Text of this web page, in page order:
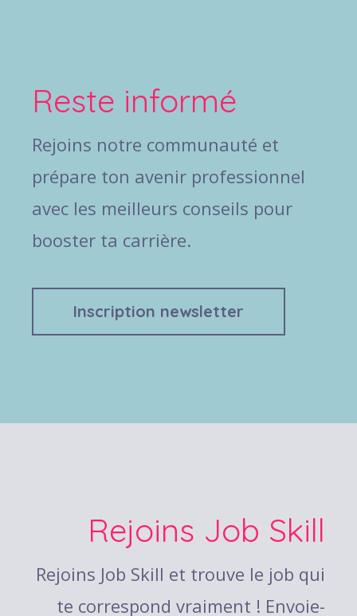
Reste informé
Rejoins notre communauté et
prépare ton avenir professionnel
avec les meilleurs conseils pour
booster ta carrière.
Inscription newsletter
Rejoins Job Skill
Rejoins Job Skill et trouve le job qui
te correspond vraiment ! Envoie-